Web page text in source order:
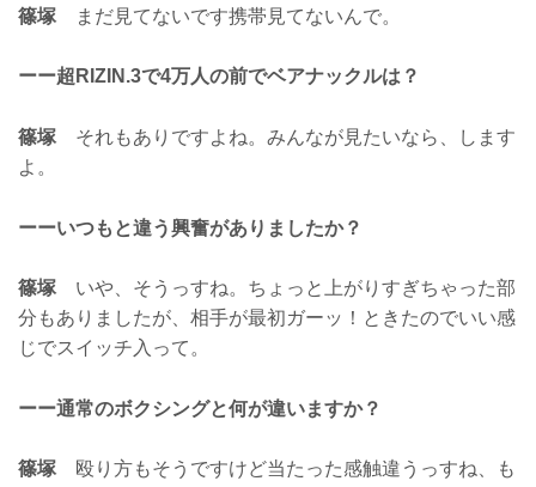
篠塚 まだ見てないです携帯見てないんで。
ーー超RIZIN.3で4万人の前でベアナックルは？
篠塚 それもありですよね。みんなが見たいなら、します
よ。
ーーいつもと違う興奮がありましたか？
篠塚 いや、そうっすね。ちょっと上がりすぎちゃった部
分もありましたが、相手が最初ガーッ！ときたのでいい感
じでスイッチ入って。
ーー通常のボクシングと何が違いますか？
篠塚 殴り方もそうですけど当たった感触違うっすね、も